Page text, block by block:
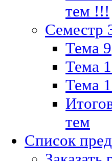
тем !!!
Семестр
Тема 9
Тема
Тема
тем
Список